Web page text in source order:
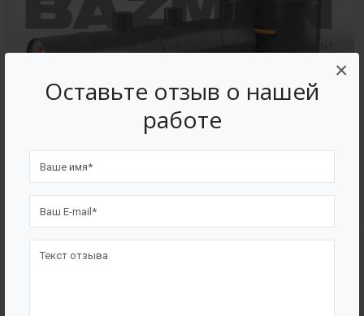
Оставьте отзыв о нашей
работе
×